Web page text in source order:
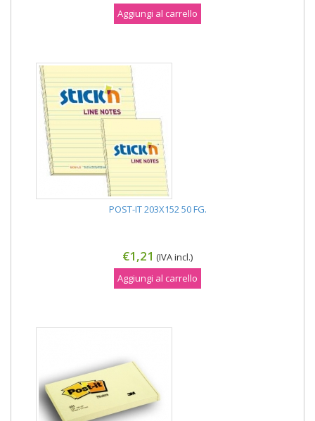
Aggiungi al carrello
POST-IT 203X152 50 FG.
€1,21 (IVA incl.)
Aggiungi al carrello